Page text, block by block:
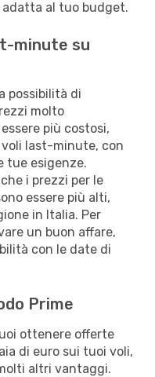
al tuo budget.
minute su
possibilità di
molto
più costosi,
last-minute, con
tue esigenze.
i prezzi per le
essere più alti,
in Italia. Per
un buon affare,
con le date di
Prime
ottenere offerte
di euro sui tuoi voli,
altri vantaggi.